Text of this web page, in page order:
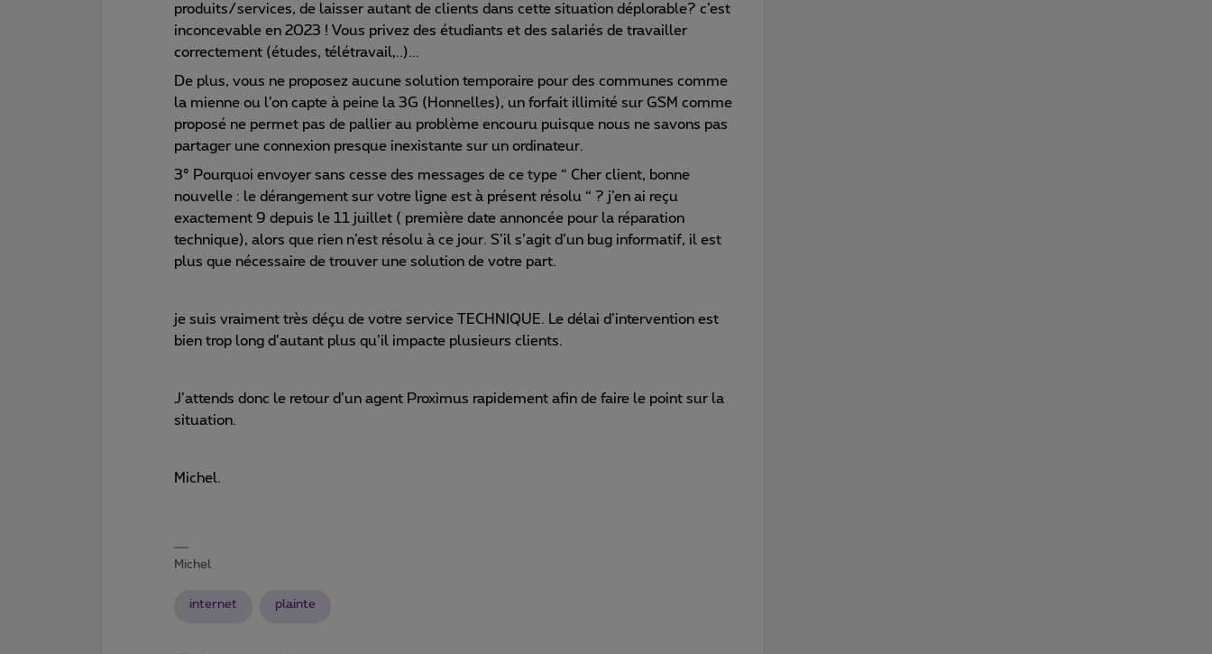
produits/services, de laisser autant de clients dans cette situation déplorable? c’est
inconcevable en 2023 ! Vous privez des étudiants et des salariés de travailler
correctement (études, télétravail,..)...
De plus, vous ne proposez aucune solution temporaire pour des communes comme
la mienne ou l’on capte à peine la 3G (Honnelles), un forfait illimité sur GSM comme
proposé ne permet pas de pallier au problème encouru puisque nous ne savons pas
partager une connexion presque inexistante sur un ordinateur.
3° Pourquoi envoyer sans cesse des messages de ce type “ Cher client, bonne
nouvelle : le dérangement sur votre ligne est à présent résolu “ ? j’en ai reçu
exactement 9 depuis le 11 juillet ( première date annoncée pour la réparation
technique), alors que rien n’est résolu à ce jour. S’il s’agit d’un bug informatif, il est
plus que nécessaire de trouver une solution de votre part.
je suis vraiment très déçu de votre service TECHNIQUE. Le délai d’intervention est
bien trop long d’autant plus qu’il impacte plusieurs clients.
J’attends donc le retour d’un agent Proximus rapidement afin de faire le point sur la
situation.
Michel.
Michel
internet plainte